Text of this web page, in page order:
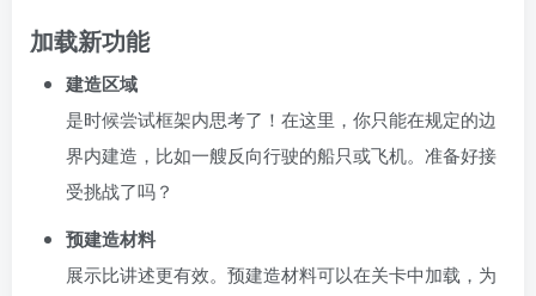
加载新功能
建造区域
是时候尝试框架内思考了！在这里，你只能在规定的边
界内建造，比如一艘反向行驶的船只或飞机。准备好接
受挑战了吗？
预建造材料
展示比讲述更有效。预建造材料可以在关卡中加载，为